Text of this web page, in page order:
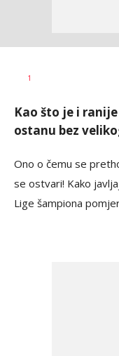
AUTOR
1
Kao što je i
ostanu bez
Ono o čemu se
se ostvari! Kako
Lige šampiona